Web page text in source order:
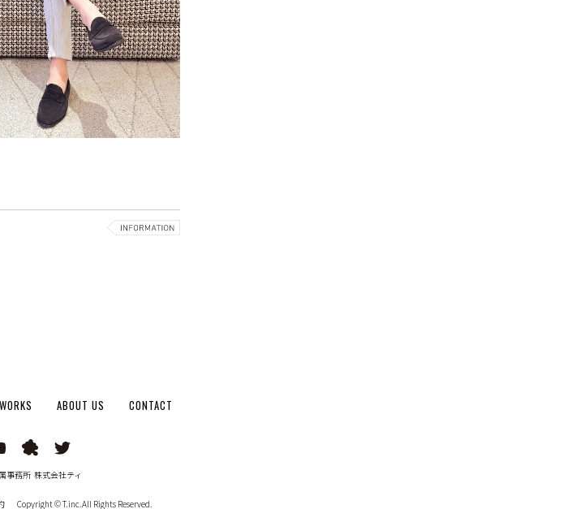
WORKS ABOUT US CONTACT
事務所 株式会社ティ
Copyright © T.inc.All Rights Reserved.